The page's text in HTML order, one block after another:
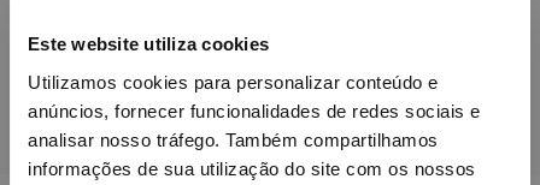
Este website utiliza cookies
Utilizamos cookies para personalizar conteúdo e
anúncios, fornecer funcionalidades de redes sociais e
analisar nosso tráfego. Também compartilhamos
informações de sua utilização do site com os nossos
PODERÁ TAMBÉM GOSTAR